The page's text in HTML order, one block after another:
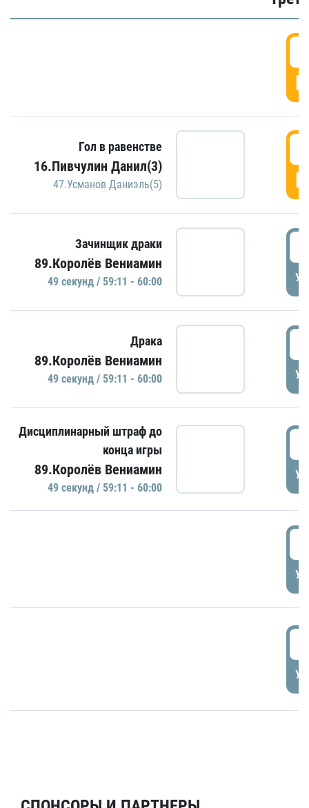
Гол в равенстве
16.Пивчулин Данил(3)
47.Усманов Даниэль(5)
Зачинщик драки
89.Королёв Вениамин
49 секунд / 59:11 - 60:00
Драка
89.Королёв Вениамин
49 секунд / 59:11 - 60:00
Дисциплинарный штраф до
конца игры
89.Королёв Вениамин
49 секунд / 59:11 - 60:00